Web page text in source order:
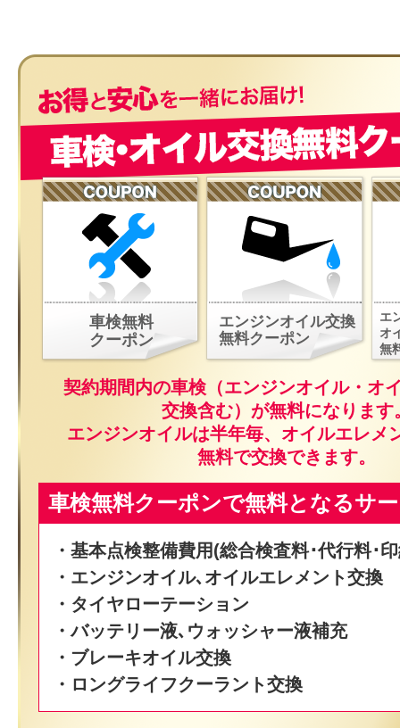
車検無料
クーポン
エンジンオイル交換
無料クーポン
エ
オ
無
契約期間内の車検（エンジンオイル・オ
交換含む）が無料になります
エンジンオイルは半年毎、オイルエレメ
無料で交換できます。
車検無料クーポンで無料となるサ
・基本点検整備費用(総合検査料･代行料･
・エンジンオイル､オイルエレメント交換
・タイヤローテーション
・バッテリー液､ウォッシャー液補充
・ブレーキオイル交換
・ロングライフクーラント交換